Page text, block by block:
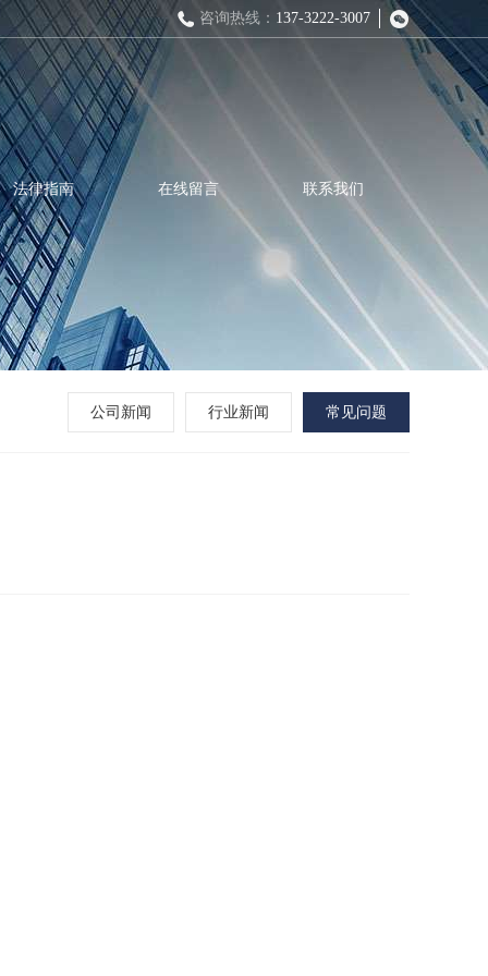
咨询热线： 137-3222-3007
法律指南 在线留言 联系我们
公司新闻 行业新闻 常见问题